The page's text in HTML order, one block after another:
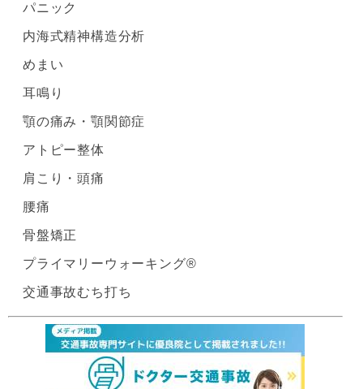
パニック
内海式精神構造分析
めまい
耳鳴り
顎の痛み・顎関節症
アトピー整体
肩こり・頭痛
腰痛
骨盤矯正
プライマリーウォーキング®
交通事故むち打ち